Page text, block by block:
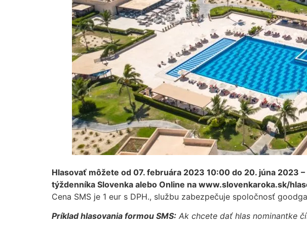
Hlasovať môžete od 07. februára 2023 10:00 do 20. júna 2023
týždenníka Slovenka alebo Online na www.slovenkaroka.sk/
Cena SMS je 1 eur s DPH., službu zabezpečuje spoločnosť
Príklad hlasovania formou SMS: Ak chcete dať hlas nominantke